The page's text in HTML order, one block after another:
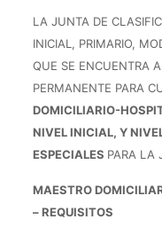
LA JUNTA DE
INICIAL, PRIMARIO,
QUE SE ENCUENTRA
PERMANENTE PARA
DOMICILIARIO-
NIVEL INICIAL, Y
ESPECIALES PARA LA
MAESTRO
– REQUISITOS